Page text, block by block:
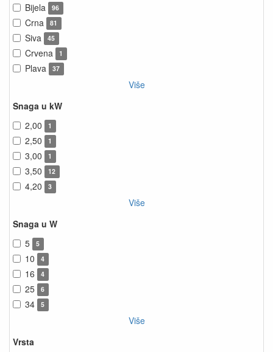
Bijela
96
Crna 81
Siva 45
Crvena 1
Plava 37
Više
Snaga u kW
2,00
1
2,50 1
3,00 1
3,50 12
4,20 3
Više
Snaga u W
5
5
10 4
16 4
25 6
34 5
Više
Vrsta